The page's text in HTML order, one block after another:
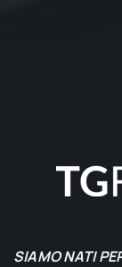
SIAMO NATI